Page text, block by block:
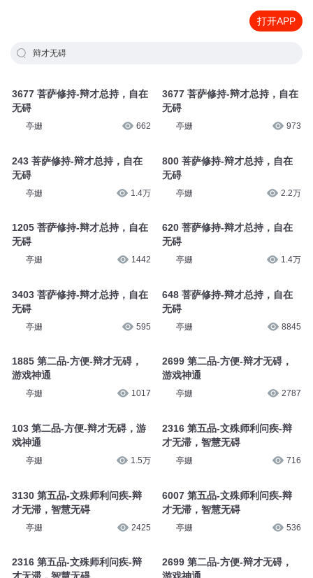
打开APP
辩才无碍
3677 菩萨修持-辩才总持，自在
无碍
亭姗 662
243 菩萨修持-辩才总持，自在
无碍
亭姗 1.4万
1205 菩萨修持-辩才总持，自在
无碍
亭姗 1442
3403 菩萨修持-辩才总持，自在
无碍
亭姗 595
1885 第二品-方便-辩才无碍，
游戏神通
亭姗 1017
103 第二品-方便-辩才无碍，游
戏神通
亭姗 1.5万
3130 第五品-文殊师利问疾-辩
才无滞，智慧无碍
亭姗 2425
2316 第五品-文殊师利问疾-辩
3677 菩萨修持-辩才总持，自在
无碍
亭姗 973
800 菩萨修持-辩才总持，自在
无碍
亭姗 2.2万
620 菩萨修持-辩才总持，自在
无碍
亭姗 1.4万
648 菩萨修持-辩才总持，自在
无碍
亭姗 8845
2699 第二品-方便-辩才无碍，
游戏神通
亭姗 2787
2316 第五品-文殊师利问疾-辩
才无滞，智慧无碍
亭姗 716
6007 第五品-文殊师利问疾-辩
才无滞，智慧无碍
亭姗 536
2699 第二品-方便-辩才无碍，